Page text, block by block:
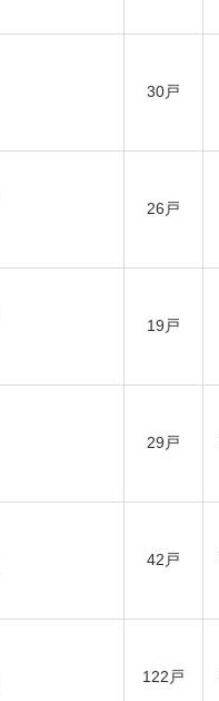
30戸
26戸
19戸
29戸
42戸
122戸